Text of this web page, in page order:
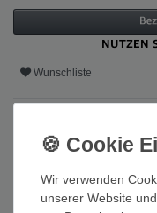
Wunschliste
Wir verwenden
unserer Website